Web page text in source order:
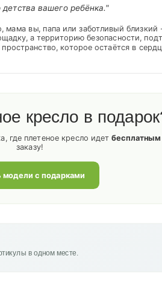
детства вашего ребёнка."
мама вы, папа или заботливый близкий
а территорию безопасности,
которое остаётся в
кресло в
где плетеное кресло идетбесплатным
заказу!
модели с подарками
в одном месте.